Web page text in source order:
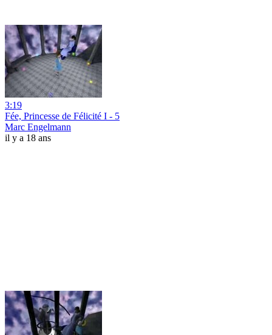
3:19
Fée, Princesse de Félicité I - 5
Marc Engelmann
il y a 18 ans